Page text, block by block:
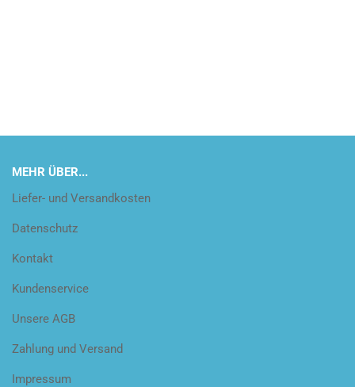
MEHR ÜBER...
Liefer- und Versandkosten
Datenschutz
Kontakt
Kundenservice
Unsere AGB
Zahlung und Versand
Impressum